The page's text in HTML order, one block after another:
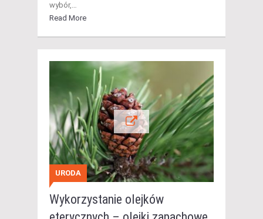
wybór,…
Read More
URODA
Wykorzystanie olejków